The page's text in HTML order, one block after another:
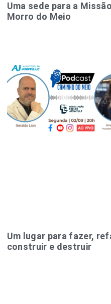
Uma sede para a
Morro do Meio
Um lugar para fazer,
construir e destruir